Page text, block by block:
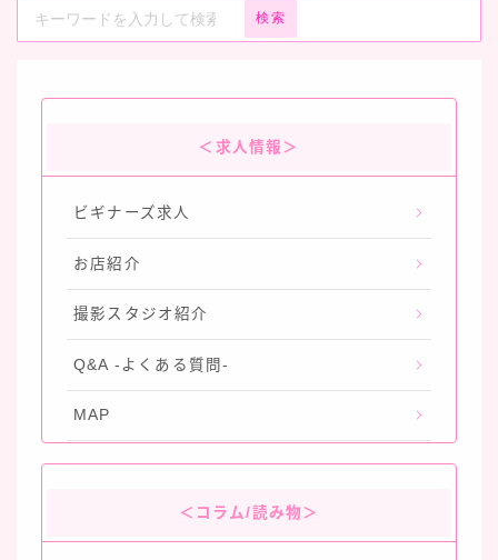
検索
＜求人情報＞
ビギナーズ求人
お店紹介
撮影スタジオ紹介
Q&A -よくある質問-
MAP
＜コラム/読み物＞